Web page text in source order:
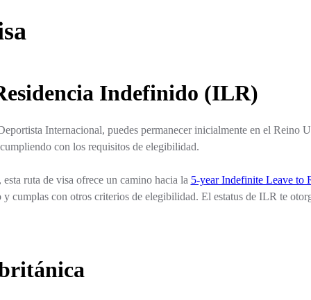
Indefinido (ILR)
Internacional, puedes permanecer inicialmente en el Reino
con los requisitos de elegibilidad.
ruta de visa ofrece un camino hacia la 5-year Indefinite Leave to
cumplas con otros criterios de elegibilidad. El estatus de ILR te